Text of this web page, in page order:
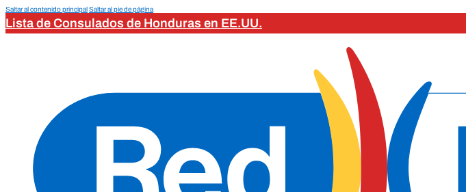
Saltar al contenido principalSaltar al pie de página
Lista de Consulados de Honduras en EE.UU.